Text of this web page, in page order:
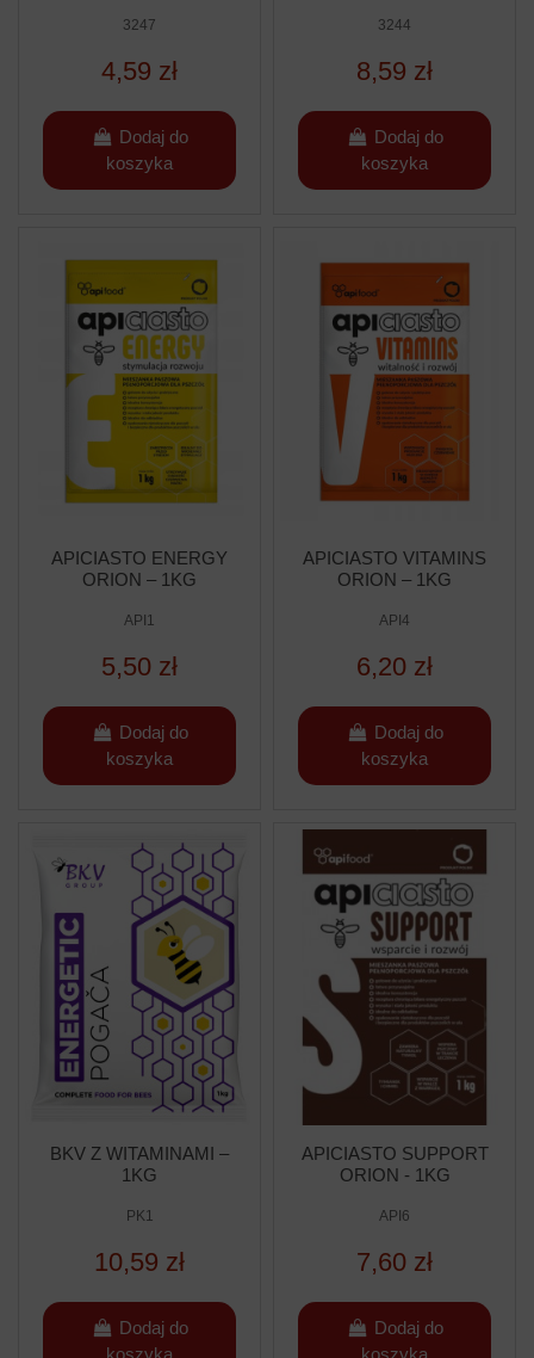
3247
4,59 zł
Dodaj do
koszyka
3244
8,59 zł
Dodaj do
koszyka
APICIASTO ENERGY
ORION – 1KG
API1
5,50 zł
Dodaj do
koszyka
APICIASTO VITAMINS
ORION – 1KG
API4
6,20 zł
Dodaj do
koszyka
BKV Z WITAMINAMI –
1KG
PK1
10,59 zł
Dodaj do
koszyka
APICIASTO SUPPORT
ORION - 1KG
API6
7,60 zł
Dodaj do
koszyka